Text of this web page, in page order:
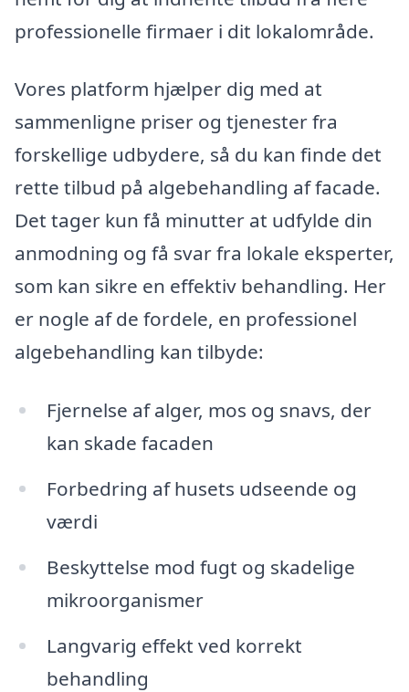
professionelle firmaer i dit lokalområde.
Vores platform hjælper dig med at
sammenligne priser og tjenester fra
forskellige udbydere, så du kan finde det
rette tilbud på algebehandling af facade.
Det tager kun få minutter at udfylde din
anmodning og få svar fra lokale eksperter,
som kan sikre en effektiv behandling. Her
er nogle af de fordele, en professionel
algebehandling kan tilbyde:
Fjernelse af alger, mos og snavs, der
kan skade facaden
Forbedring af husets udseende og
værdi
Beskyttelse mod fugt og skadelige
mikroorganismer
Langvarig effekt ved korrekt
behandling